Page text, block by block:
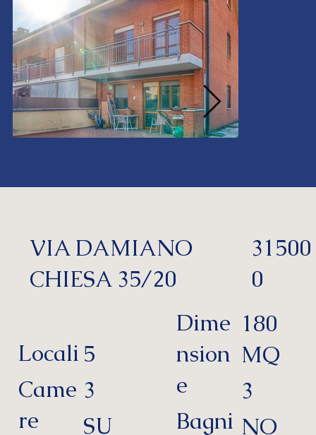
Locali
Came
re
5
3
SU
Dime
nsion
e
Bagni
180
MQ
3
NO
VIA DAMIANO
CHIESA 35/20
31500
0